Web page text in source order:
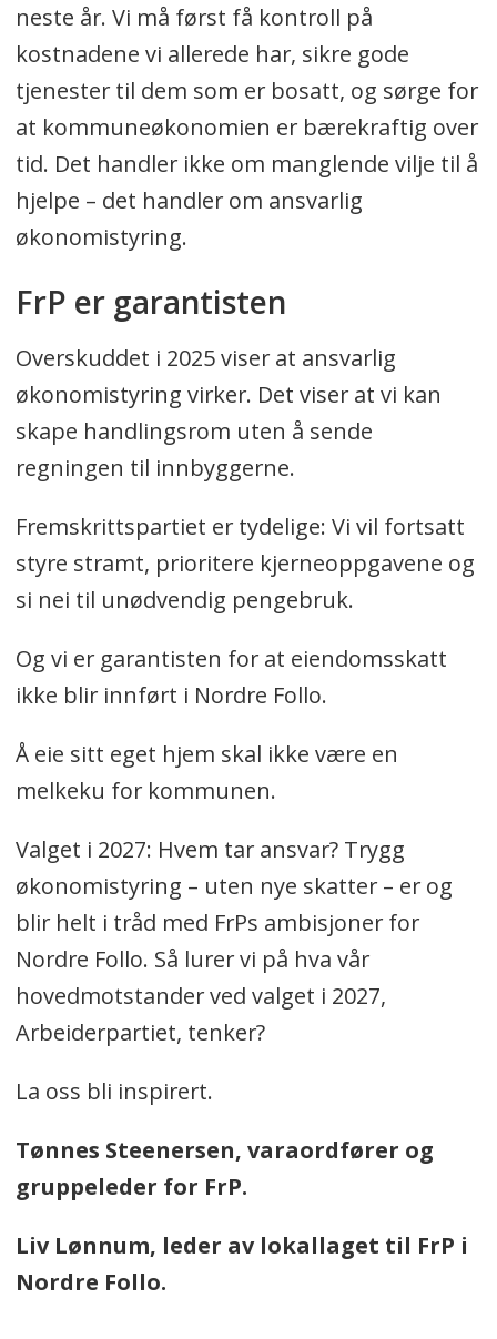
neste år. Vi må først få kontroll på
kostnadene vi allerede har, sikre gode
tjenester til dem som er bosatt, og sørge for
at kommuneøkonomien er bærekraftig over
tid. Det handler ikke om manglende vilje til å
hjelpe – det handler om ansvarlig
økonomistyring.
FrP er garantisten
Overskuddet i 2025 viser at ansvarlig
økonomistyring virker. Det viser at vi kan
skape handlingsrom uten å sende
regningen til innbyggerne.
Fremskrittspartiet er tydelige: Vi vil fortsatt
styre stramt, prioritere kjerneoppgavene og
si nei til unødvendig pengebruk.
Og vi er garantisten for at eiendomsskatt
ikke blir innført i Nordre Follo.
Å eie sitt eget hjem skal ikke være en
melkeku for kommunen.
Valget i 2027: Hvem tar ansvar? Trygg
økonomistyring – uten nye skatter – er og
blir helt i tråd med FrPs ambisjoner for
Nordre Follo. Så lurer vi på hva vår
hovedmotstander ved valget i 2027,
Arbeiderpartiet, tenker?
La oss bli inspirert.
Tønnes Steenersen, varaordfører og
gruppeleder for FrP.
Liv Lønnum, leder av lokallaget til FrP i
Nordre Follo.